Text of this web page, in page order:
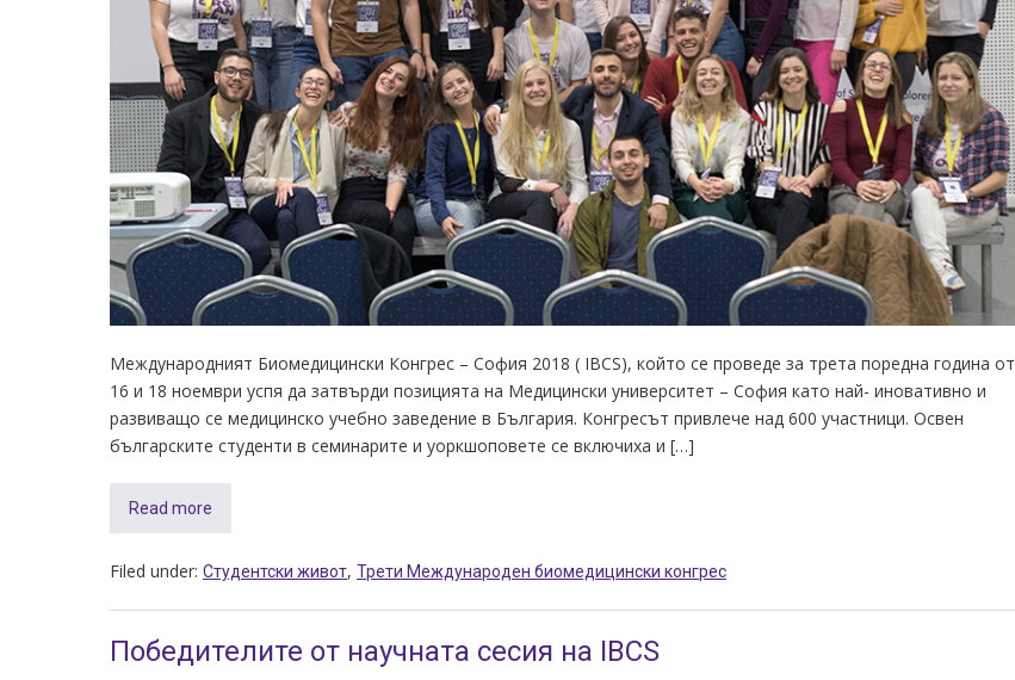
Международният Биомедицински Конгрес – София 2018 ( IBCS), който се проведе за трета поредна година от
16 и 18 ноември успя да затвърди позицията на Медицински университет – София като най- иновативно и
развиващо се медицинско учебно заведение в България. Конгресът привлече над 600 участници. Освен
българските студенти в семинарите и уоркшоповете се включиха и […]
Read more
Filed under: Студентски живот, Трети Международен биомедицински конгрес
Победителите от научната сесия на IBCS